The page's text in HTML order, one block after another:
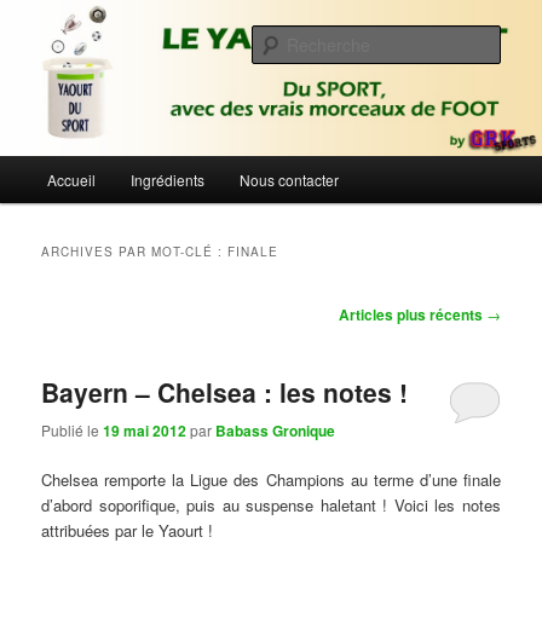
contenu
contenu
secondaireLe Yaourt du Sport
Du sport avec des vrais morceaux de foot | Gronique's Sports Blog
principal
Accueil Ingrédients Nous contacter
ARCHIVES PAR MOT-CLÉ : FINALE
Articles plus récents →
Bayern – Chelsea : les notes !
Publié le19 mai 2012par Babass Gronique
Chelsea remporte la Ligue des Champions au terme d’une finale
d’abord soporifique, puis au suspense haletant ! Voici les notes
attribuées par le Yaourt !